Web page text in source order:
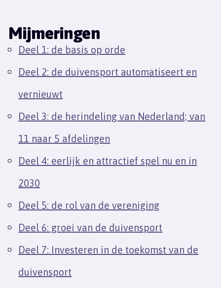
Mijmeringen
Deel 1: de basis op orde
Deel 2: de duivensport automatiseert en
vernieuwt
Deel 3: de herindeling van Nederland; van
11 naar 5 afdelingen
Deel 4: eerlijk en attractief spel nu en in
2030
Deel 5: de rol van de vereniging
Deel 6: groei van de duivensport
Deel 7: Investeren in de toekomst van de
duivensport